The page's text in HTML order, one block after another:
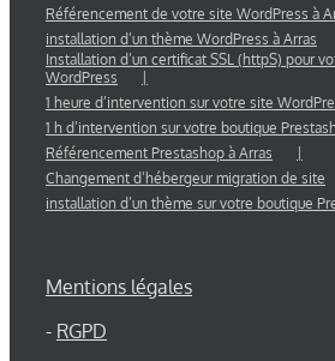
Référencement de votre site WordPress à
installation d’un thème WordPress à Arras
Installation d’un certificat SSL (httpS) pour
WordPress
1 heure d’intervention sur votre site
1 h d’intervention sur votre boutique
Référencement Prestashop à Arras
Changement d’hébergeur migration de site
installation d’un thème sur votre boutique
Mentions légales
- RGPD